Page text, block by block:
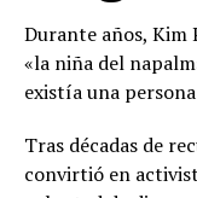
Durante años, Kim
«la niña del
existía una
Tras décadas de
convirtió en